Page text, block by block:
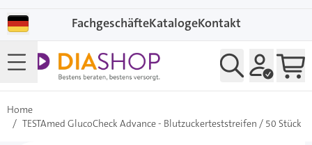
FachgeschäfteKatalogeKontakt
Home
/ TESTAmed GlucoCheck Advance - Blutzuckerteststreifen / 50 Stück